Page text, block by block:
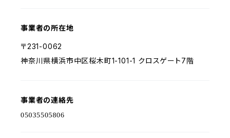
事業者の所在地
〒231-0062
神奈川県横浜市中区桜木町1-101-1 クロスゲート7階
事業者の連絡先